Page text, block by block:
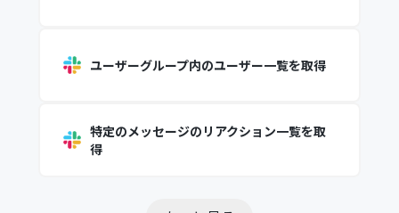
ユーザーグループ内のユーザー一覧を取得
特定のメッセージのリアクション一覧を取
得